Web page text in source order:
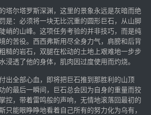
塔尔塔罗斯深渊，这里的景象永远是灰暗而绝
是：必须将一块无比沉重的圆形巨石，从山脚
峭的山峰。这项任务考验的并非技巧，而是纯
的苦役。西西弗斯用尽全身力气，肩膀和后背
糙的岩石，双腿在松动的土地上艰难地一步步
浸透了他的身体，肌肉因过度使用而灼烧。
出全部心血，即将把巨石推到那胜利的山顶
的最后一瞬间，巨石总会因为自身的重量而狡
控，带着雷鸣般的声响，无情地滚落回最初的
只能眼睁睁地看着自己所有的努力化为乌有，
硬盘
页探针
页探针
载安装
盘解析
析_备用